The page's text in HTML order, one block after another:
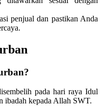
penjual dan pastikan Anda
pada hari raya Idul
ibadah kepada Allah SWT.